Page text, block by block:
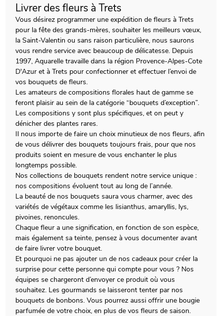
Livrer des fleurs à Trets
Vous désirez programmer une expédition de fleurs à Trets
pour la fête des grands-mères, souhaiter les meilleurs vœux,
la Saint-Valentin ou sans raison particulière, nous saurons
vous rendre service avec beaucoup de délicatesse. Depuis
1997, Aquarelle travaille dans la région Provence-Alpes-Cote
D'Azur et à Trets pour confectionner et effectuer l’envoi de
vos bouquets de fleurs.
Les amateurs de compositions florales haut de gamme se
feront plaisir au sein de la catégorie “bouquets d’exception”.
Les compositions y sont plus spécifiques, et on peut y
dénicher des plantes rares.
Il nous importe de faire un choix minutieux de nos fleurs, afin
de vous délivrer des bouquets toujours frais, pour que nos
produits soient en mesure de vous enchanter le plus
longtemps possible.
Nos collections de bouquets rendent notre service unique :
nos compositions évoluent tout au long de l’année.
La beauté de nos bouquets saura vous charmer, avec des
variétés de végétaux comme les lisianthus, amaryllis, lys,
pivoines, renoncules.
Chaque fleur a une signification, en fonction de son espèce,
mais également sa teinte, pensez à vous documenter avant
de faire livrer votre bouquet.
Et pourquoi ne pas ajouter un de nos cadeaux pour créer la
surprise pour cette personne qui compte pour vous ? Nos
équipes se chargeront d’envoyer ce produit où vous
souhaitez. Les gourmands se laisseront tenter par nos
bouquets de bonbons. Vous pourrez aussi offrir une bougie
parfumée de votre choix, en plus de vos fleurs de saison.